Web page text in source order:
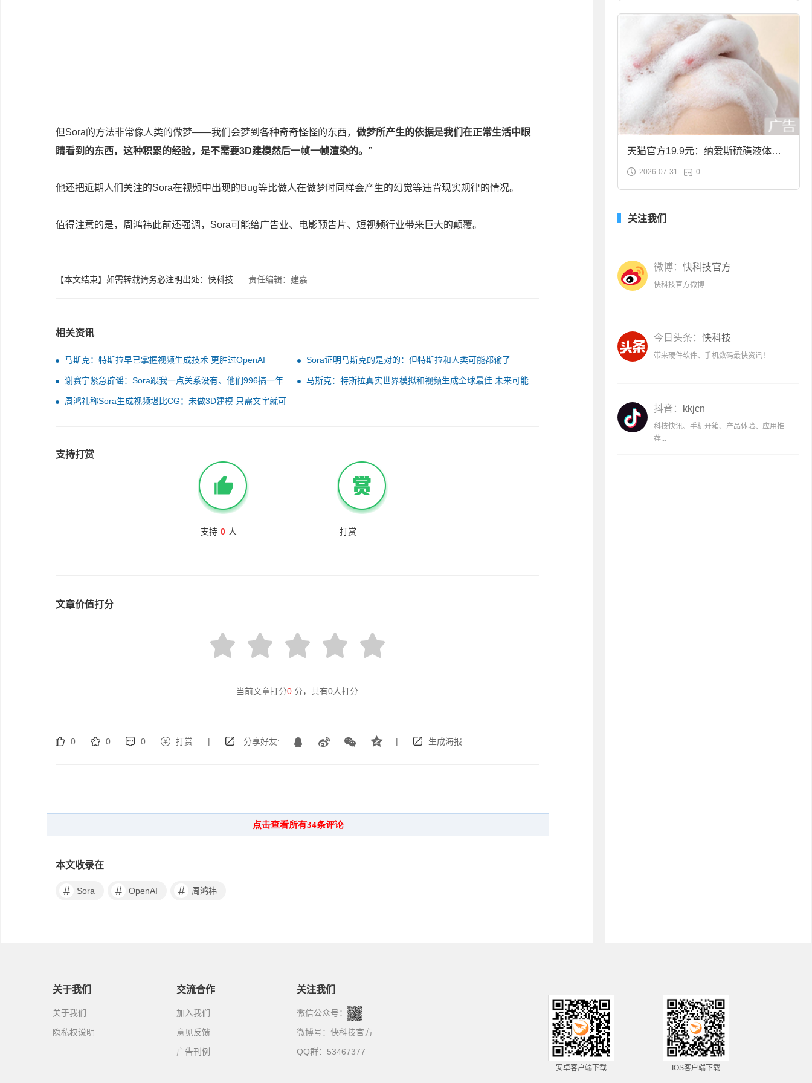
但Sora的方法非常像人类的做梦——我们会梦到各种奇奇怪怪的东西， 做梦所产生的依据是我们在正常生活中眼
睛看到的东西，这种积累的经验，是不需要3D建模然后一帧一帧渲染的。”
他还把近期人们关注的Sora在视频中出现的Bug等比做人在做梦时同样会产生的幻觉等违背现实规律的情况。
值得注意的是，周鸿祎此前还强调，Sora可能给广告业、电影预告片、短视频行业带来巨大的颠覆。
【本文结束】如需转载请务必注明出处：快科技 责任编辑：建嘉
相关资讯
马斯克：特斯拉早已掌握视频生成技术 更胜过OpenAI Sora证明马斯克的是对的：但特斯拉和人类可能都输了
谢赛宁紧急辟谣：Sora跟我一点关系没有、他们996搞一年
马斯克：特斯拉真实世界模拟和视频生成全球最佳 未来可能
周鸿祎称Sora生成视频堪比CG：未做3D建模 只需文字就可
支持打赏
支持 0 人 打赏
文章价值打分
当前文章打分0 分，共有0人打分
0 0 0 打赏 | 分享好友: | 生成海报
本文收录在
# Sora # OpenAI # 周鸿祎
天猫官方19.9元：纳爱斯硫磺液体香
皂2斤大促
2026-07-31 0
关注我们
微博： 快科技官方
快科技官方微博
今日头条： 快科技
带来硬件软件、手机数码最快资讯！
抖音： kkjcn
科技快讯、手机开箱、产品体验、应用推
荐...
关于我们
关于我们
隐私权说明
交流合作
加入我们
意见反馈
广告刊例
关注我们
微信公众号：
微博号： 快科技官方
QQ群：53467377
安卓客户端下载 IOS客户端下载